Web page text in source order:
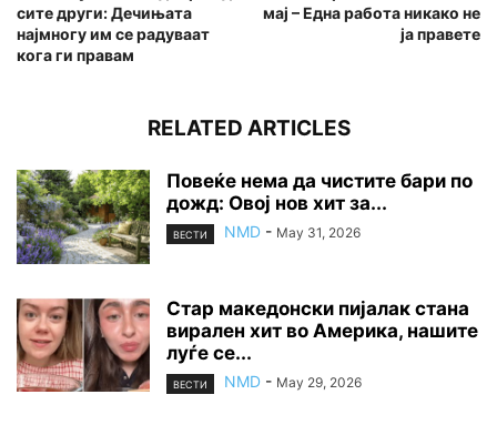
сите други: Дечињата
најмногу им се радуваат
кога ги правам
мај – Една работа никако не
ја правете
RELATED ARTICLES
Повеќе нема да чистите бари по
дожд: Овој нов хит за...
ВЕСТИ NMD - May 31, 2026
Стар македонски пијалак стана
вирален хит во Америка, нашите
луѓе се...
ВЕСТИ NMD - May 29, 2026